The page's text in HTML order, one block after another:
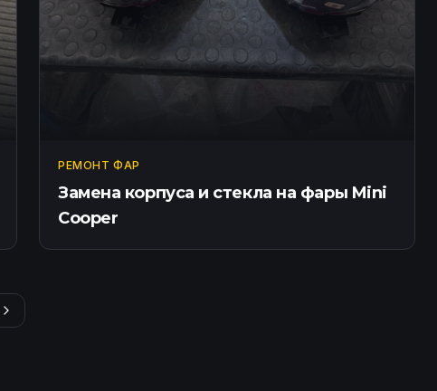
РЕМОНТ ФАР
Замена корпуса и стекла на фары Mini
Cooper